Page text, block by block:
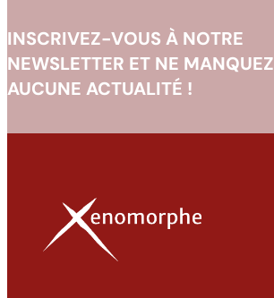
INSCRIVEZ-VOUS À NOTRE
NEWSLETTER ET NE MANQUEZ
AUCUNE ACTUALITÉ !